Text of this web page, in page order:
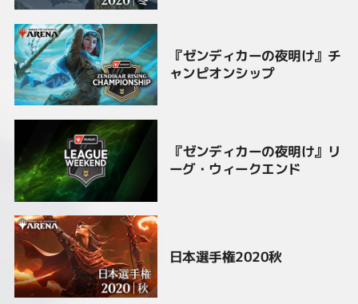
『ゼンディカーの夜明け』チ
ャンピオンシップ
『ゼンディカーの夜明け』リ
ーグ・ウィークエンド
日本選手権2020秋